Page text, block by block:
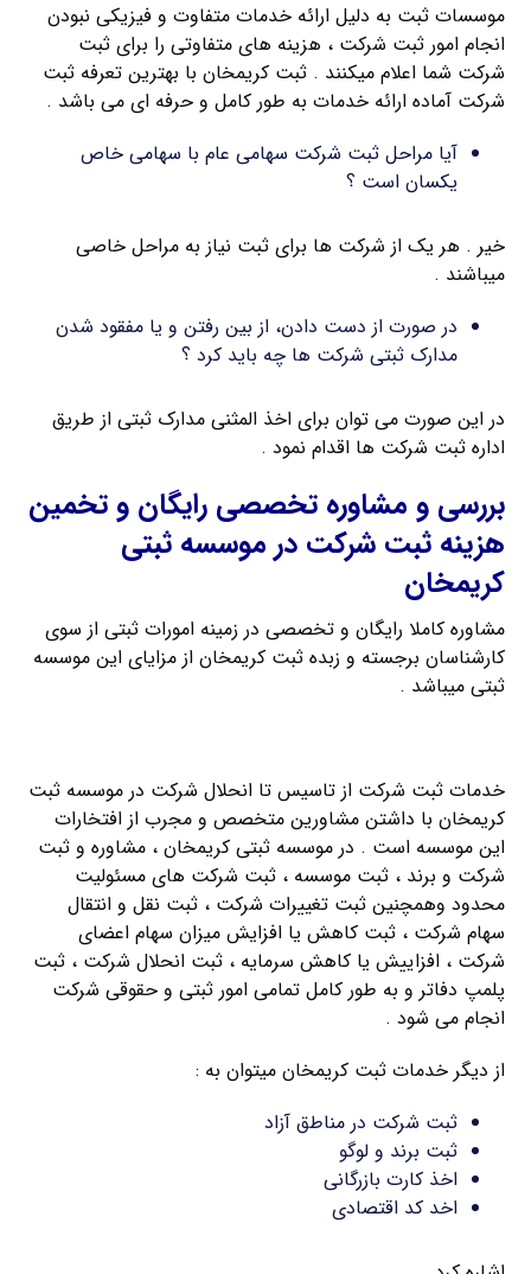
موسسات ثبت به دلیل ارائه خدمات متفاوت و فیزیکی نبودن
انجام امور ثبت شرکت ، هزینه های متفاوتی را برای ثبت
شرکت شما اعلام میکنند . ثبت کریمخان با بهترین تعرفه ثبت
شرکت آماده ارائه خدمات به طور کامل و حرفه ای می باشد .
آیا مراحل ثبت شرکت سهامی عام با سهامی خاص
یکسان است ؟
خیر . هر یک از شرکت ها برای ثبت نیاز به مراحل خاصی
میباشند .
در صورت از دست دادن، از بین رفتن و یا مفقود شدن
مدارک ثبتی شرکت ها چه باید کرد ؟
در این صورت می توان برای اخذ المثنی مدارک ثبتی از طریق
اداره ثبت شرکت ها اقدام نمود .
بررسی و مشاوره تخصصی رایگان و تخمین
هزینه ثبت شرکت در موسسه ثبتی
کریمخان
مشاوره کاملا رایگان و تخصصی در زمینه امورات ثبتی از سوی
کارشناسان برجسته و زبده ثبت کریمخان از مزایای این موسسه
ثبتی میباشد .
خدمات ثبت شرکت از تاسیس تا انحلال شرکت در موسسه ثبت
کریمخان با داشتن مشاورین متخصص و مجرب از افتخارات
این موسسه است . در موسسه ثبتی کریمخان ، مشاوره و ثبت
شرکت و برند ، ثبت موسسه ، ثبت شرکت های مسئولیت
محدود وهمچنین ثبت تغییرات شرکت ، ثبت نقل و انتقال
سهام شرکت ، ثبت کاهش یا افزایش میزان سهام اعضای
شرکت ، افزاییش یا کاهش سرمایه ، ثبت انحلال شرکت ، ثبت
پلمپ دفاتر و به طور کامل تمامی امور ثبتی و حقوقی شرکت
انجام می شود .
از دیگر خدمات ثبت کریمخان میتوان به :
ثبت شرکت در مناطق آزاد
ثبت برند و لوگو
اخذ کارت بازرگانی
اخد کد اقتصادی